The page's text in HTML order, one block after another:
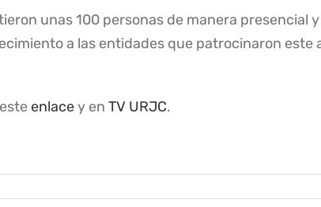
unas 100 personas de manera presencial
a las entidades que patrocinaron este
enlacey en TV URJC.